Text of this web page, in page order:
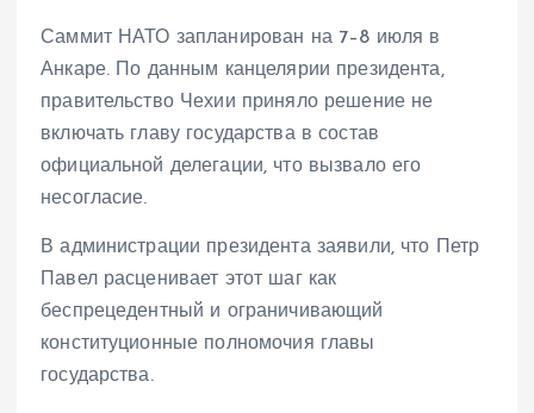
Саммит НАТО запланирован на 7–8 июля в
Анкаре. По данным канцелярии президента,
правительство Чехии приняло решение не
включать главу государства в состав
официальной делегации, что вызвало его
несогласие.
В администрации президента заявили, что Петр
Павел расценивает этот шаг как
беспрецедентный и ограничивающий
конституционные полномочия главы
государства.